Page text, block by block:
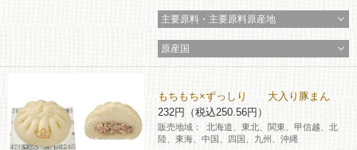
モバイルWi-Fiバッテリーシェアリング（店舗限定）
主要原料・主要原料原産地
原産国
もちもち×ずっしり 大入り豚まん
232円（税込250.56円）
販売地域：
北海道、東北、関東、甲信越、北
陸、東海、中国、四国、九州、沖縄